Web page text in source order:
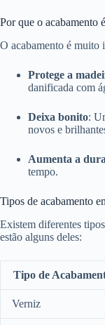
Por que o acabamento
O acabamento é muito
Protege a
danificada com
Deixa bonito:
novos e
Aumenta a
tempo.
Tipos de acabamento
Existem diferentes
estão alguns deles:
Tipo de
Verniz